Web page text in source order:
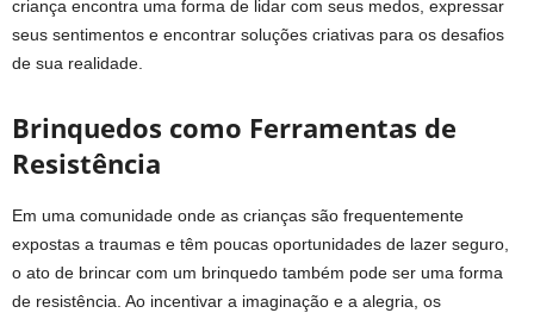
criança encontra uma forma de lidar com seus medos, expressar
seus sentimentos e encontrar soluções criativas para os desafios
de sua realidade.
Brinquedos como Ferramentas de
Resistência
Em uma comunidade onde as crianças são frequentemente
expostas a traumas e têm poucas oportunidades de lazer seguro,
o ato de brincar com um brinquedo também pode ser uma forma
de resistência. Ao incentivar a imaginação e a alegria, os